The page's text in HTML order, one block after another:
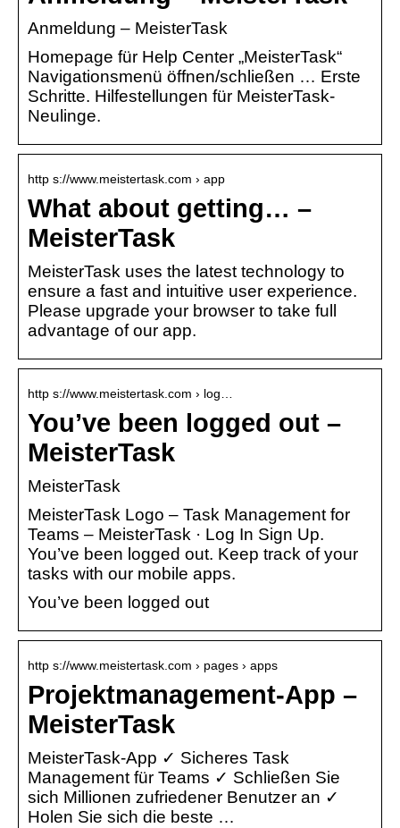
Anmeldung – MeisterTask
Homepage für Help Center „MeisterTask“
Navigationsmenü öffnen/schließen … Erste
Schritte. Hilfestellungen für MeisterTask-
Neulinge.
http s://www.meistertask.com › app
What about getting… –
MeisterTask
MeisterTask uses the latest technology to
ensure a fast and intuitive user experience.
Please upgrade your browser to take full
advantage of our app.
http s://www.meistertask.com › log…
You’ve been logged out –
MeisterTask
MeisterTask
MeisterTask Logo – Task Management for
Teams – MeisterTask · Log In Sign Up.
You’ve been logged out. Keep track of your
tasks with our mobile apps.
You’ve been logged out
http s://www.meistertask.com › pages › apps
Projektmanagement-App –
MeisterTask
MeisterTask-App ✓ Sicheres Task
Management für Teams ✓ Schließen Sie
sich Millionen zufriedener Benutzer an ✓
Holen Sie sich die beste …